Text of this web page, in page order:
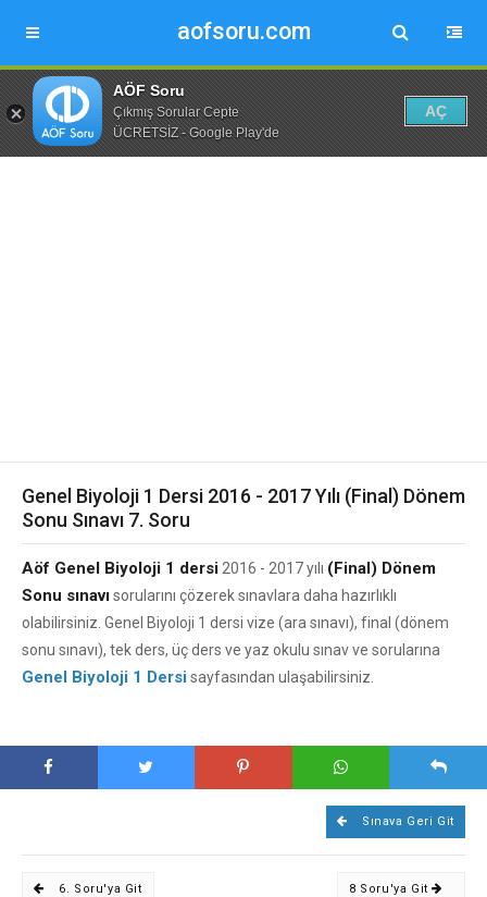
aofsoru.com
AÖF Soru
Çıkmış Sorular Cepte
ÜCRETSİZ - Google Play'de
AÇ
Genel Biyoloji 1 Dersi 2016 - 2017 Yılı (Final) Dönem
Sonu Sınavı 7. Soru
Aöf Genel Biyoloji 1 dersi 2016 - 2017 yılı (Final) Dönem
Sonu sınavısorularını çözerek sınavlara daha hazırlıklı
olabilirsiniz. Genel Biyoloji 1 dersi vize (ara sınavı), final (dönem
sonu sınavı), tek ders, üç ders ve yaz okulu sınav ve sorularına
Genel Biyoloji 1 Dersisayfasından ulaşabilirsiniz.
Sınava Geri Git
6. Soru'ya Git 8 Soru'ya Git